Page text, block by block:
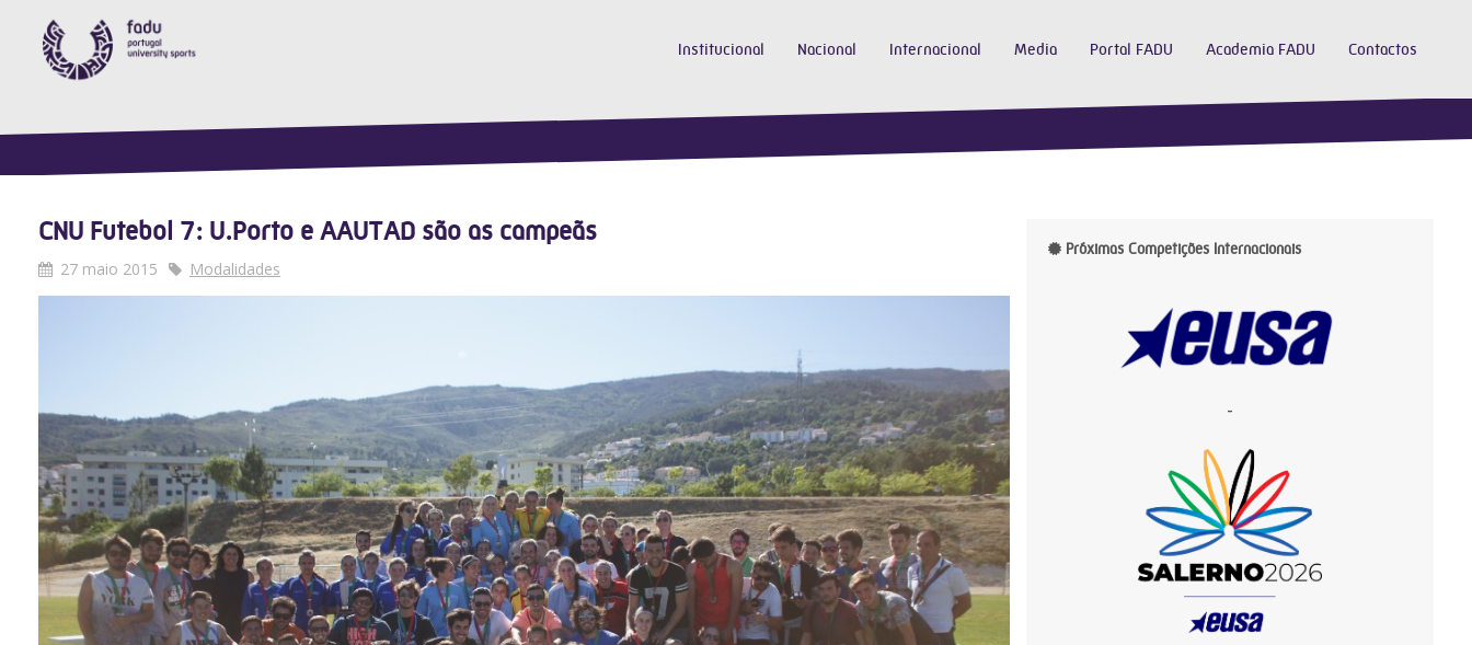
Institucional Nacional Internacional Media Portal FADU Academia FADU Contactos
CNU Futebol 7: U.Porto e AAUTAD são as campeãs
27 maio 2015 Modalidades
Próximas Competições Internacionais
-